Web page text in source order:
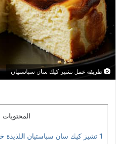
طريقة عمل تشيز كيك سان سباستيان
المحتويات
1 تشيز كيك سان سباستيان اللذيذة